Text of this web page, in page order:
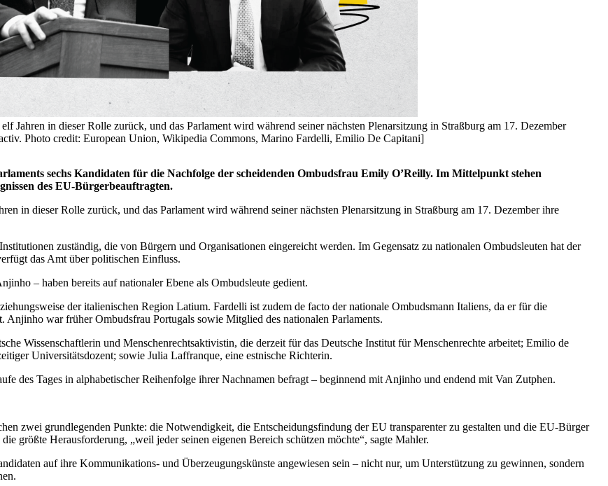
Jahren in dieser Rolle zurück, und das Parlament wird während seiner nächsten Plenarsitzung in Straßburg am 17. Dezember
Photo credit: European Union, Wikipedia Commons, Marino Fardelli, Emilio De Capitani]
sechs Kandidaten für die Nachfolge der scheidenden Ombudsfrau Emily O’Reilly. Im Mittelpunkt stehen
des EU-Bürgerbeauftragten.
in dieser Rolle zurück, und das Parlament wird während seiner nächsten Plenarsitzung in Straßburg am 17. Dezember ihre
zuständig, die von Bürgern und Organisationen eingereicht werden. Im Gegensatz zu nationalen Ombudsleuten hat der
das Amt über politischen Einfluss.
– haben bereits auf nationaler Ebene als Ombudsleute gedient.
der italienischen Region Latium. Fardelli ist zudem de facto der nationale Ombudsmann Italiens, da er für die
war früher Ombudsfrau Portugals sowie Mitglied des nationalen Parlaments.
Wissenschaftlerin und Menschenrechtsaktivistin, die derzeit für das Deutsche Institut für Menschenrechte arbeitet; Emilio de
Universitätsdozent; sowie Julia Laffranque, eine estnische Richterin.
des Tages in alphabetischer Reihenfolge ihrer Nachnamen befragt – beginnend mit Anjinho und endend mit Van Zutphen.
zwei grundlegenden Punkte: die Notwendigkeit, die Entscheidungsfindung der EU transparenter zu gestalten und die EU-Bürger
größte Herausforderung, „weil jeder seinen eigenen Bereich schützen möchte“, sagte Mahler.
auf ihre Kommunikations- und Überzeugungskünste angewiesen sein – nicht nur, um Unterstützung zu gewinnen, sondern